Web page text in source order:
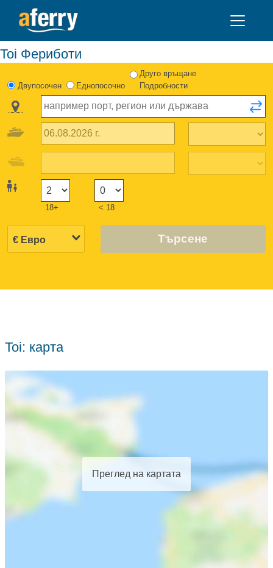
Toi Фериботи
Двупосочен Еднопосочно
Друго връщане
Подробности
18+ < 18
Търсене
Toi: карта
Преглед на картата